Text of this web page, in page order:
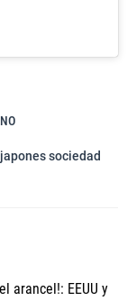
sociedad
arancel!: EEUU y